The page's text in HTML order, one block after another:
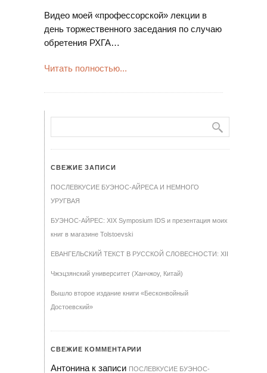
Видео моей «профессорской» лекции в
день торжественного заседания по случаю
обретения РХГА…
Читать полностью...
СВЕЖИЕ ЗАПИСИ
ПОСЛЕВКУСИЕ БУЭНОС-АЙРЕСА И НЕМНОГО
УРУГВАЯ
БУЭНОС-АЙРЕС: XIX Symposium IDS и презентация моих
книг в магазине Tolstoevski
ЕВАНГЕЛЬСКИЙ ТЕКСТ В РУССКОЙ СЛОВЕСНОСТИ: XII
Чжэцзянский университет (Ханчжоу, Китай)
Вышло второе издание книги «Бесконвойный
Достоевский»
СВЕЖИЕ КОММЕНТАРИИ
Антонина к записи ПОСЛЕВКУСИЕ БУЭНОС-